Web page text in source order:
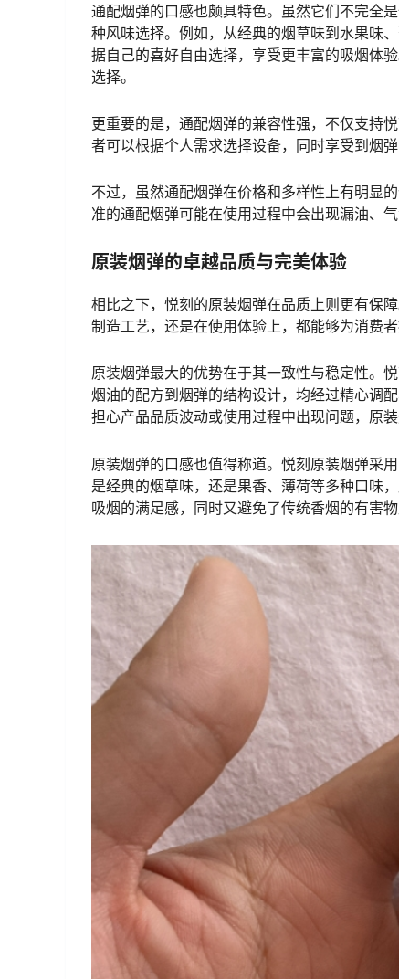
通配烟弹的口感也颇具特色。虽然它们不完全
种风味选择。例如，从经典的烟草味到水果味
据自己的喜好自由选择，享受更丰富的吸烟体
选择。
更重要的是，通配烟弹的兼容性强，不仅支持
者可以根据个人需求选择设备，同时享受到烟弹
不过，虽然通配烟弹在价格和多样性上有明显
准的通配烟弹可能在使用过程中会出现漏油、
原装烟弹的卓越品质与完美体验
相比之下，悦刻的原装烟弹在品质上则更有保
制造工艺，还是在使用体验上，都能够为消费
原装烟弹最大的优势在于其一致性与稳定性。
烟油的配方到烟弹的结构设计，均经过精心调
担心产品品质波动或使用过程中出现问题，原
原装烟弹的口感也值得称道。悦刻原装烟弹采
是经典的烟草味，还是果香、薄荷等多种口味
吸烟的满足感，同时又避免了传统香烟的有害物